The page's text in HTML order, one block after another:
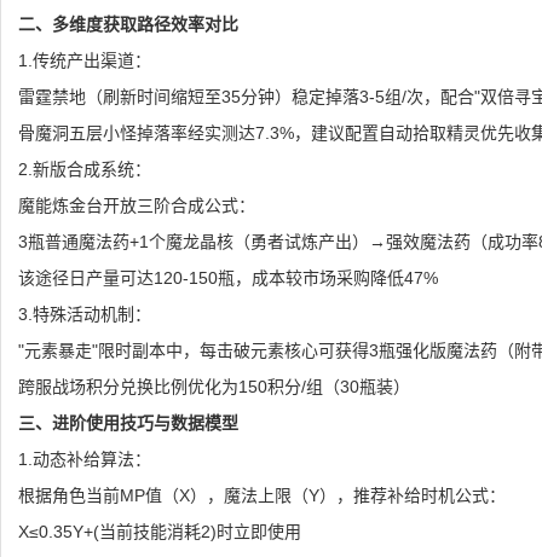
二、多维度获取路径效率对比
1.传统产出渠道：
雷霆禁地（刷新时间缩短至35分钟）稳定掉落3-5组/次，配合"双倍寻
骨魔洞五层小怪掉落率经实测达7.3%，建议配置自动拾取精灵优先收
2.新版合成系统：
魔能炼金台开放三阶合成公式：
3瓶普通魔法药+1个魔龙晶核（勇者试炼产出）→强效魔法药（成功率
该途径日产量可达120-150瓶，成本较市场采购降低47%
3.特殊活动机制：
"元素暴走"限时副本中，每击破元素核心可获得3瓶强化版魔法药（附
跨服战场积分兑换比例优化为150积分/组（30瓶装）
三、进阶使用技巧与数据模型
1.动态补给算法：
根据角色当前MP值（X），魔法上限（Y），推荐补给时机公式：
X≤0.35Y+(当前技能消耗2)时立即使用